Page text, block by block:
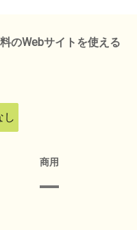
のWebサイトを使える
し
商用